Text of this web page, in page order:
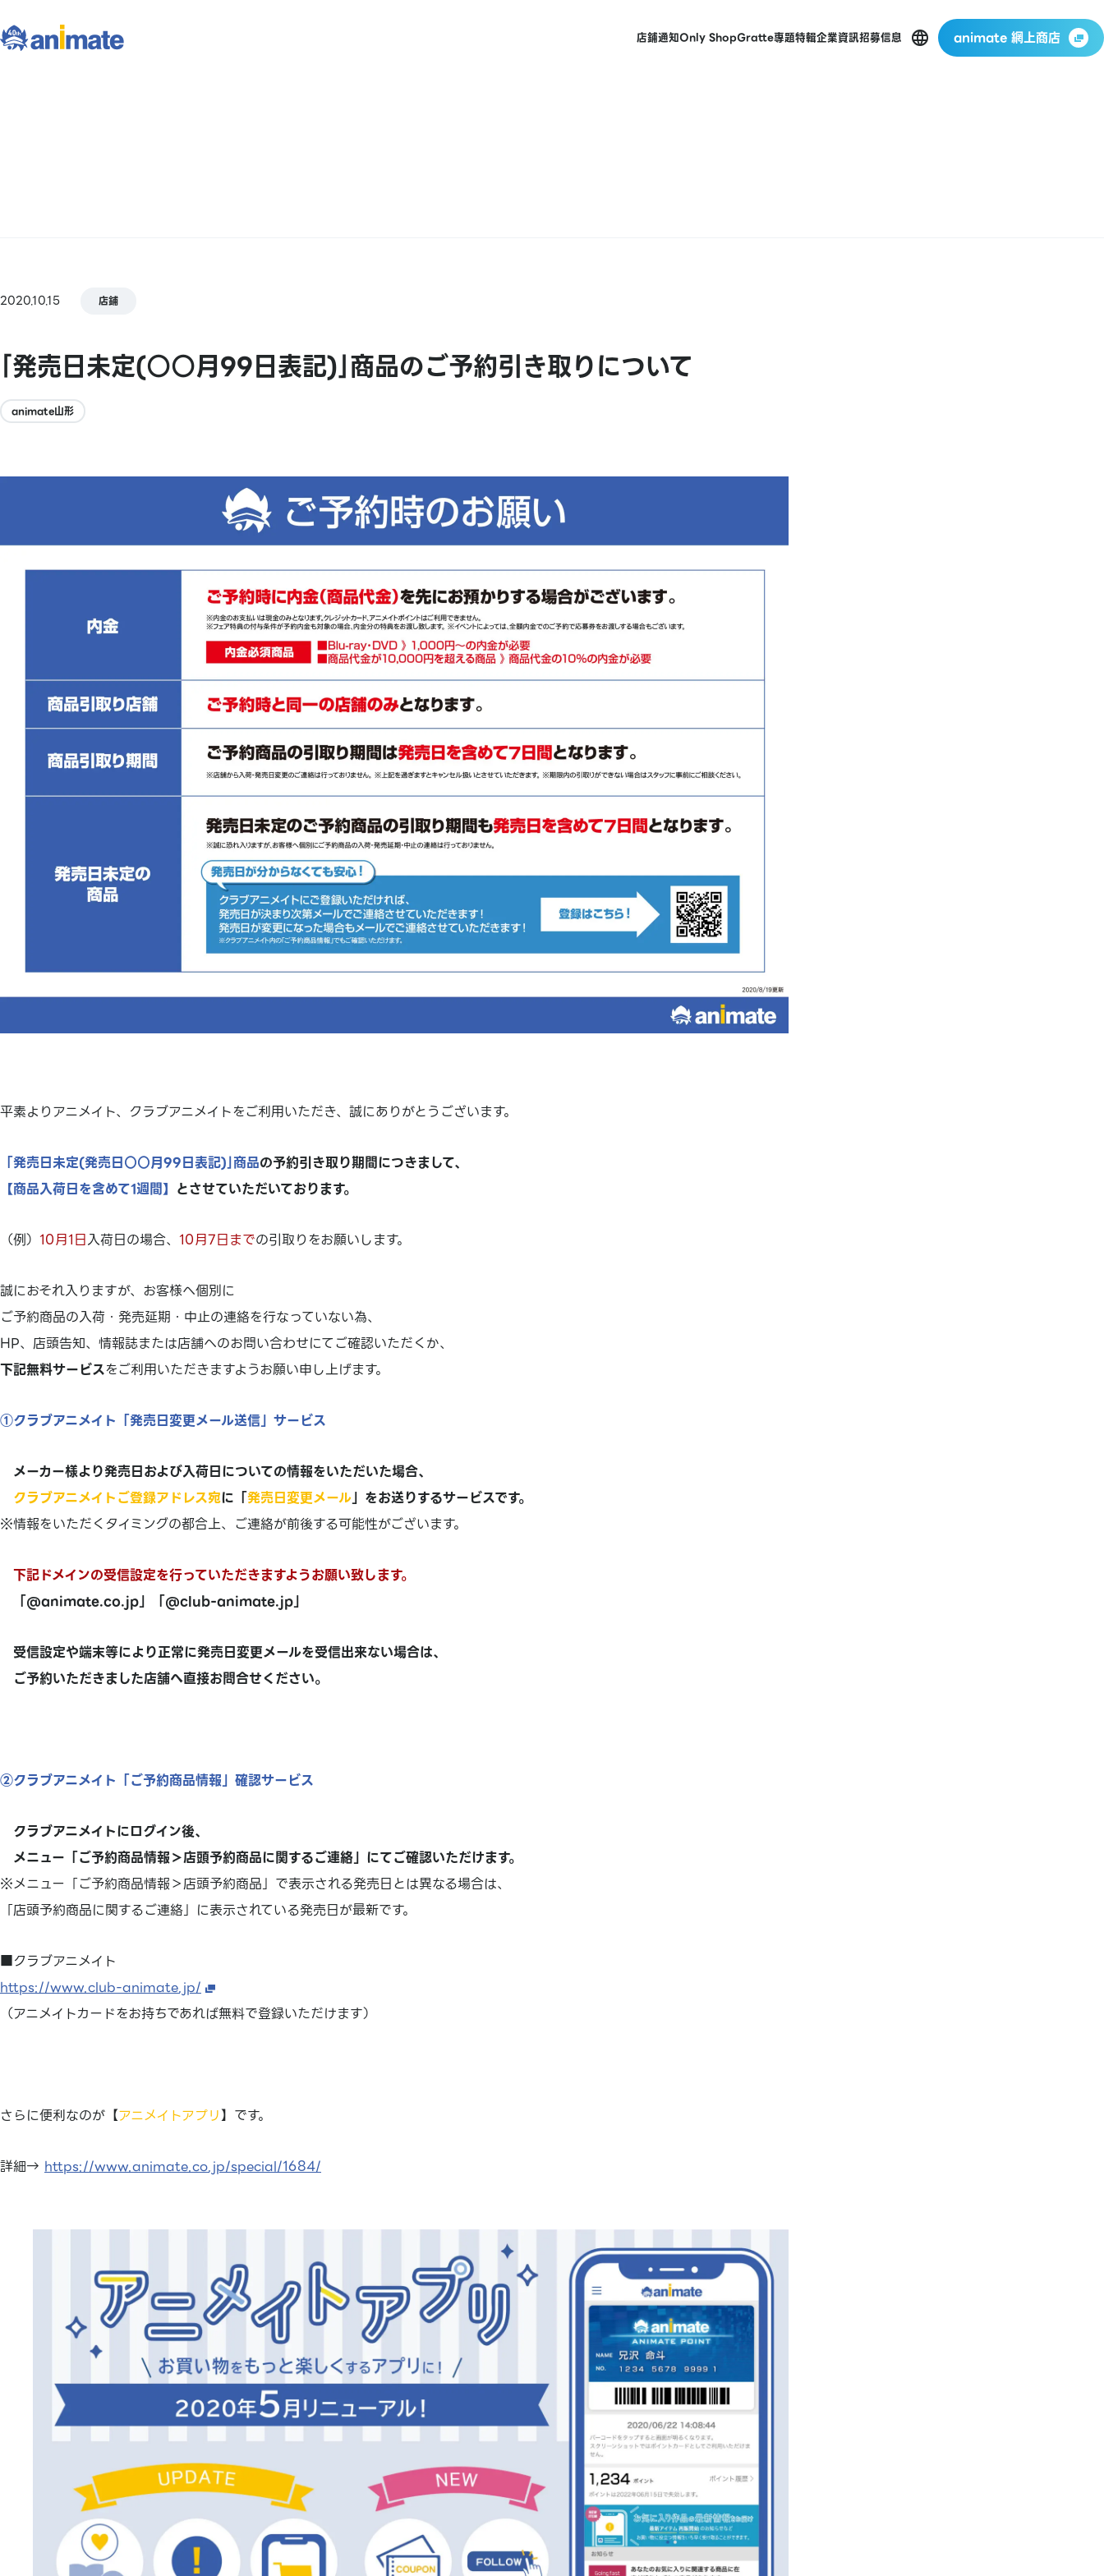
店鋪通知Only ShopGratte專題特輯企業資訊招募信息 animate 網上商店
2020.10.15 店鋪
｢発売日未定(○○月99日表記)｣商品のご予約引き取りについて
animate山形
平素よりアニメイト、クラブアニメイトをご利用いただき、誠にありがとうございます。
「発売日未定(発売日○○月99日表記)｣商品の予約引き取り期間につきまして、
【商品入荷日を含めて1週間】 とさせていただいております。
（例） 10月1日入荷日の場合、 10月7日までの引取りをお願いします。
誠におそれ入りますが、お客様へ個別に
ご予約商品の入荷・発売延期・中止の連絡を行なっていない為、
HP、店頭告知、情報誌または店舗へのお問い合わせにてご確認いただくか、
下記無料サービスをご利用いただきますようお願い申し上げます。
①クラブアニメイト「発売日変更メール送信」サービス
メーカー様より発売日および入荷日についての情報をいただいた場合、
クラブアニメイトご登録アドレス宛に「発売日変更メール」をお送りするサービスです。
※情報をいただくタイミングの都合上、ご連絡が前後する可能性がございます。
下記ドメインの受信設定を行っていただきますようお願い致します。
「@animate.co.jp」「@club-animate.jp」
受信設定や端末等により正常に発売日変更メールを受信出来ない場合は、
ご予約いただきました店舗へ直接お問合せください。
②クラブアニメイト「ご予約商品情報」確認サービス
クラブアニメイトにログイン後、
メニュー「ご予約商品情報＞店頭予約商品に関するご連絡」にてご確認いただけます。
※メニュー「ご予約商品情報＞店頭予約商品」で表示される発売日とは異なる場合は、
「店頭予約商品に関するご連絡」に表示されている発売日が最新です。
■クラブアニメイト
https://www.club-animate.jp/
（アニメイトカードをお持ちであれば無料で登録いただけます）
さらに便利なのが【アニメイトアプリ】です。
詳細→ https://www.animate.co.jp/special/1684/